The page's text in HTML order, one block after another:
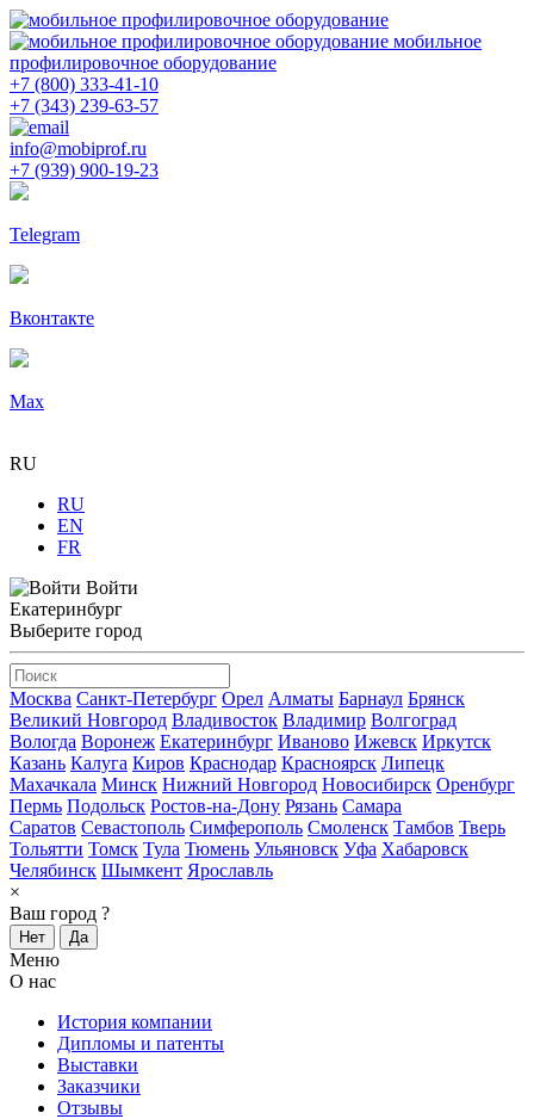
мобильное
профилировочное оборудование
+7 (800) 333-41-10
+7 (343) 239-63-57
info@mobiprof.ru
+7 (939) 900-19-23
Telegram
Вконтакте
Max
RU
RU
EN
FR
Войти
Екатеринбург
Выберите город
Москва Санкт-Петербург Орел Алматы Барнаул Брянск
Великий Новгород Владивосток Владимир Волгоград
Вологда Воронеж Екатеринбург Иваново Ижевск Иркутск
Казань Калуга Киров Краснодар Красноярск Липецк
Махачкала Минск Нижний Новгород Новосибирск Оренбург
Пермь Подольск Ростов-на-Дону Рязань Самара
Саратов Севастополь Симферополь Смоленск Тамбов Тверь
Тольятти Томск Тула Тюмень Ульяновск Уфа Хабаровск
Челябинск Шымкент Ярославль
×
Ваш город ?
Нет Да
Меню
О нас
История компании
Дипломы и патенты
Выставки
Заказчики
Отзывы